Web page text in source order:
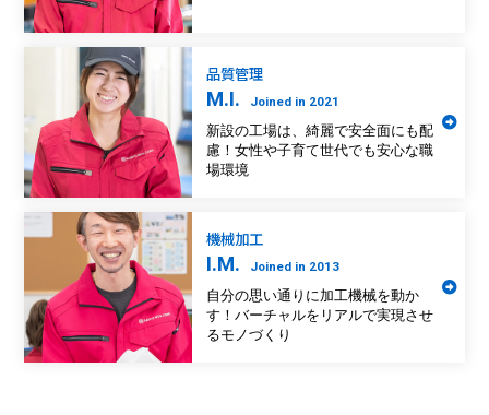
品質管理
M.I.
Joined in 2021
新設の工場は、綺麗で安全面にも配
慮！女性や子育て世代でも安心な職
場環境
機械加工
I.M.
Joined in 2013
自分の思い通りに加工機械を動か
す！バーチャルをリアルで実現させ
るモノづくり